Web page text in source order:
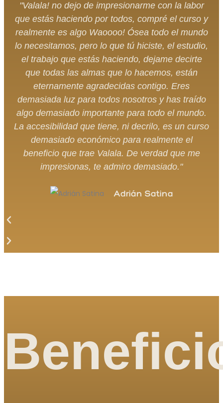
"Valala! no dejo de impresionarme con la labor
que estás haciendo por todos, compré el curso y
realmente es algo Waoooo! Ósea todo el mundo
lo necesitamos, pero lo que tú hiciste, el estudio,
el trabajo que estás haciendo, dejame decirte
que todas las almas que lo hacemos, están
eternamente agradecidas contigo. Eres
demasiada luz para todos nosotros y has traído
algo demasiado importante para todo el mundo.
La accesibilidad que tiene, ni decrilo, es un curso
demasiado económico para realmente el
beneficio que trae Valala. De verdad que me
impresionas, te admiro demasiado."
Adrián Satina